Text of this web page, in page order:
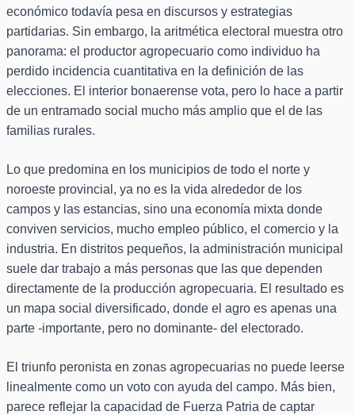
económico todavía pesa en discursos y estrategias
partidarias. Sin embargo, la aritmética electoral muestra otro
panorama: el productor agropecuario como individuo ha
perdido incidencia cuantitativa en la definición de las
elecciones. El interior bonaerense vota, pero lo hace a partir
de un entramado social mucho más amplio que el de las
familias rurales.
Lo que predomina en los municipios de todo el norte y
noroeste provincial, ya no es la vida alrededor de los
campos y las estancias, sino una economía mixta donde
conviven servicios, mucho empleo público, el comercio y la
industria. En distritos pequeños, la administración municipal
suele dar trabajo a más personas que las que dependen
directamente de la producción agropecuaria. El resultado es
un mapa social diversificado, donde el agro es apenas una
parte -importante, pero no dominante- del electorado.
El triunfo peronista en zonas agropecuarias no puede leerse
linealmente como un voto con ayuda del campo. Más bien,
parece reflejar la capacidad de Fuerza Patria de captar